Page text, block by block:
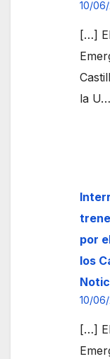
10/
[…]
la
por
los
10/
[…]